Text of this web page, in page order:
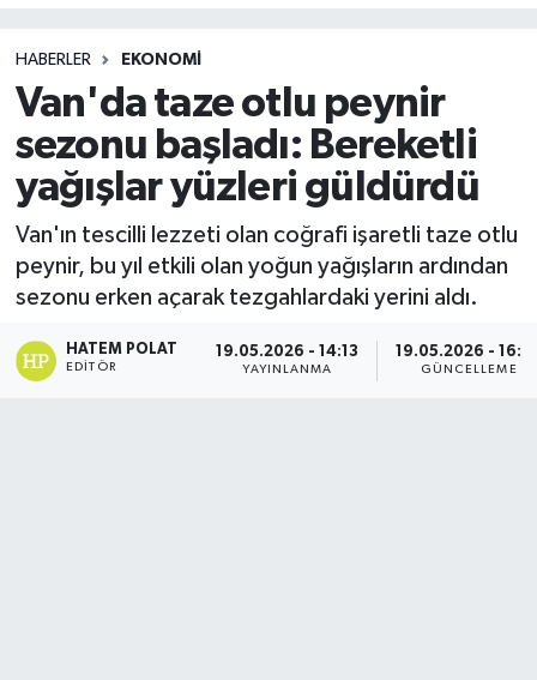
HABERLER EKONOMI
Van'da taze otlu peynir
sezonu başladı: Bereketli
yağışlar yüzleri güldürdü
Van'ın tescilli lezzeti olan coğrafi işaretli taze otlu
peynir, bu yıl etkili olan yoğun yağışların ardından
sezonu erken açarak tezgahlardaki yerini aldı.
HATEM POLAT
EDITÖR
19.05.2026 - 14:13
YAYINLANMA
19.05.2026 -
GÜNCELLEME
Son Dakika Haberleri
Haber Arşivi